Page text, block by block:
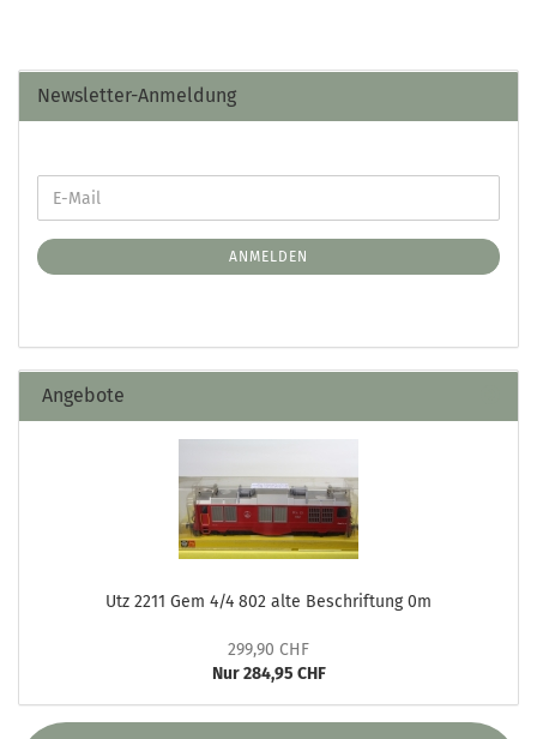
Newsletter-Anmeldung
ANMELDEN
Angebote
Utz 2211 Gem 4/4 802 alte Beschriftung 0m
299,90 CHF
Nur 284,95 CHF